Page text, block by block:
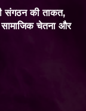
संगठन की ताकत,
चेतना और